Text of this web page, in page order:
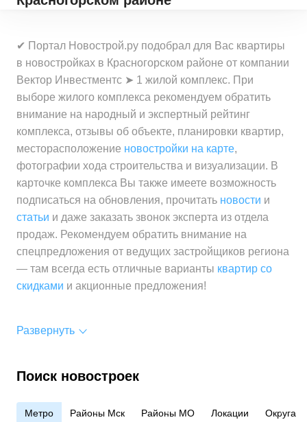
✔ Портал Новострой.ру подобрал для Вас квартиры
в новостройках в Красногорском районе от компании
Вектор Инвестментс ➤ 1 жилой комплекс. При
выборе жилого комплекса рекомендуем обратить
внимание на народный и экспертный рейтинг
комплекса, отзывы об объекте, планировки квартир,
месторасположение новостройки на карте,
фотографии хода строительства и визуализации. В
карточке комплекса Вы также имеете возможность
подписаться на обновления, прочитать новости и
статьи и даже заказать звонок эксперта из отдела
продаж. Рекомендуем обратить внимание на
спецпредложения от ведущих застройщиков региона
— там всегда есть отличные варианты квартир со
скидками и акционные предложения!
Развернуть
Поиск новостроек
Метро Районы Мск Районы МО Локации Округа